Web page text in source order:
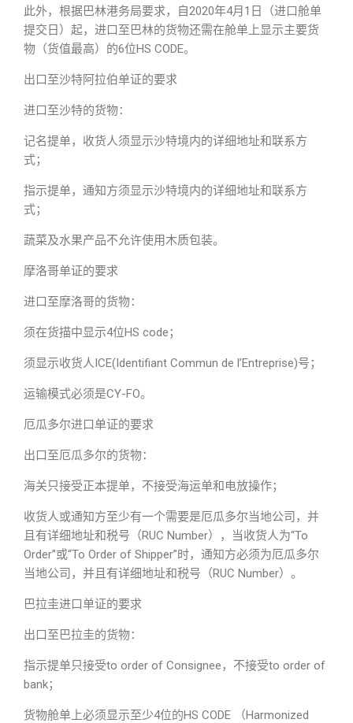
此外，根据巴林港务局要求，自2020年4月1日（进口舱单
提交日）起，进口至巴林的货物还需在舱单上显示主要货
物（货值最高）的6位HS CODE。
出口至沙特阿拉伯单证的要求
进口至沙特的货物：
记名提单，收货人须显示沙特境内的详细地址和联系方
式；
指示提单，通知方须显示沙特境内的详细地址和联系方
式；
蔬菜及水果产品不允许使用木质包装。
摩洛哥单证的要求
进口至摩洛哥的货物：
须在货描中显示4位HS code；
须显示收货人ICE(Identifiant Commun de l’Entreprise)号；
运输模式必须是CY-FO。
厄瓜多尔进口单证的要求
出口至厄瓜多尔的货物：
海关只接受正本提单，不接受海运单和电放操作；
收货人或通知方至少有一个需要是厄瓜多尔当地公司，并
且有详细地址和税号（RUC Number），当收货人为“To
Order”或“To Order of Shipper”时，通知方必须为厄瓜多尔
当地公司，并且有详细地址和税号（RUC Number）。
巴拉圭进口单证的要求
出口至巴拉圭的货物：
指示提单只接受to order of Consignee，不接受to order of
bank；
货物舱单上必须显示至少4位的HS CODE （Harmonized